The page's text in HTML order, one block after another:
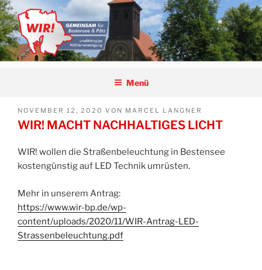
Zum
Inhalt
springen
BESTENSEE UND PÄTZ
Menü
VERÖFFENTLICHT
AM
NOVEMBER 12, 2020 VON MARCEL LANGNER
WIR! MACHT NACHHALTIGES LICHT
WIR! wollen die Straßenbeleuchtung in Bestensee
kostengünstig auf LED Technik umrüsten.
Mehr in unserem Antrag:
https://www.wir-bp.de/wp-
content/uploads/2020/11/WIR-Antrag-LED-
Strassenbeleuchtung.pdf